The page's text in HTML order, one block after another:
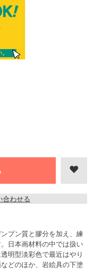
合わせる
プン質と膠分を加え、練
日本画材料の中では扱い
明型淡彩色で最近はやり
どのほか、岩絵具の下塗